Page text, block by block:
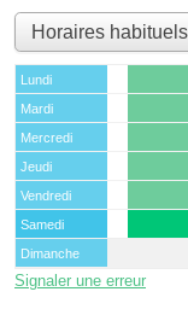
Lundi
Mardi
Mercredi
Jeudi
Vendredi
Samedi
Dimanche
Signaler une erreur